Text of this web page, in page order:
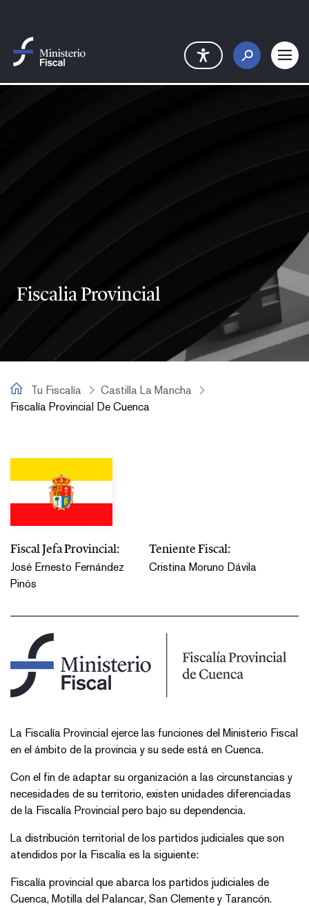
Fiscalia Provincial
Tu Fiscalía
Tu Fiscalía
Castilla La Mancha
Fiscalía Provincial De Cuenca
Fiscal Jefa Provincial:
José Ernesto Fernández
Pinós
Teniente Fiscal:
Cristina Moruno Dávila
La Fiscalía Provincial ejerce las funciones del Ministerio Fiscal
en el ámbito de la provincia y su sede está en Cuenca.
Con el fin de adaptar su organización a las circunstancias y
necesidades de su territorio, existen unidades diferenciadas
de la Fiscalía Provincial pero bajo su dependencia.
La distribución territorial de los partidos judiciales que son
atendidos por la Fiscalía es la siguiente:
Fiscalía provincial que abarca los partidos judiciales de
Cuenca, Motilla del Palancar, San Clemente y Tarancón.